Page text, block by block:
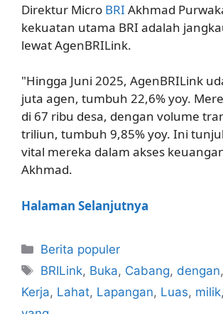
Direktur Micro BRI Akhmad
kekuatan utama BRI adalah
lewat AgenBRILink.
"Hingga Juni 2025, AgenBRILink
juta agen, tumbuh 22,6% yoy.
di 67 ribu desa, dengan volume
triliun, tumbuh 9,85% yoy. Ini
vital mereka dalam akses
Akhmad.
Halaman Selanjutnya
Kategori
Berita populer
Tag
BRILink, Buka, Cabang, dengan
Kerja, Lahat, Lapangan, Luas, milik,